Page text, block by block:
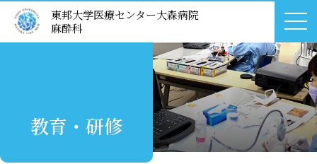
東邦大学医療センター大森病院
麻酔科
診療科紹介
入局のご案内
医療関係者の方へ
同門会の方へ
教育・研修